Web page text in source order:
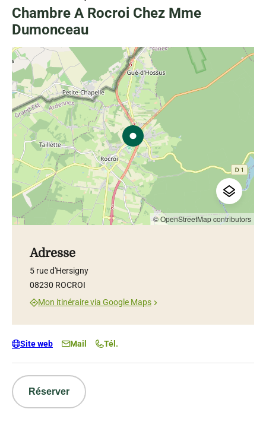
Chambre A Rocroi Chez Mme
Dumonceau
© OpenStreetMap contributors
Adresse
5 rue d'Hersigny
08230 ROCROI
Mon itinéraire via Google Maps
Site web Mail Tél.
Réserver